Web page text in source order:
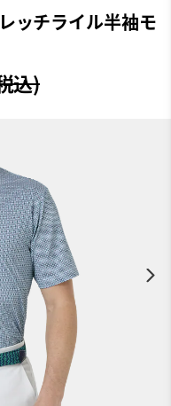
ッチライル半袖モ
込)